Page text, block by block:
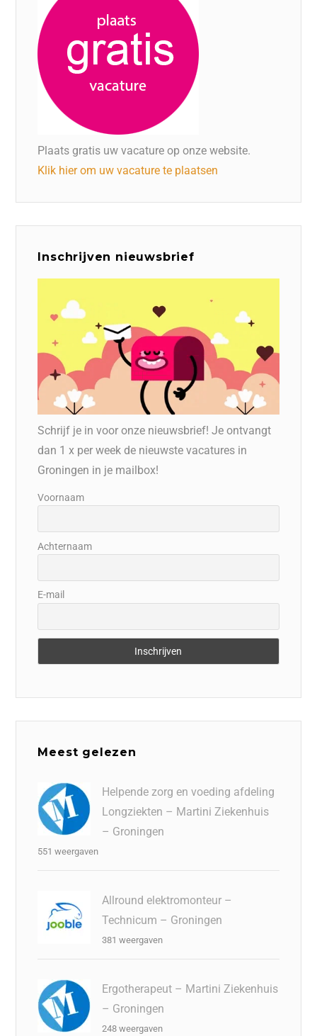
Plaats gratis uw vacature op onze website.
Klik hier om uw vacature te plaatsen
Inschrijven nieuwsbrief
Schrijf je in voor onze nieuwsbrief! Je ontvangt
dan 1 x per week de nieuwste vacatures in
Groningen in je mailbox!
Voornaam
Achternaam
E-mail
Meest gelezen
Helpende zorg en voeding afdeling
Longziekten – Martini Ziekenhuis
– Groningen
551 weergaven
Allround elektromonteur –
Technicum – Groningen
381 weergaven
Ergotherapeut – Martini Ziekenhuis
– Groningen
248 weergaven